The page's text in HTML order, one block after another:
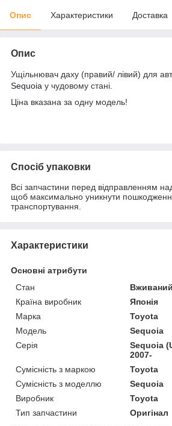
Опис Характеристики Доставка
Опис
Ущільнювач даху (правий/ лівий) для
Sequoia у чудовому стані.
Ціна вказана за одну модель!
Спосіб упаковки
Всі запчастини перед відправленням
щоб максимально уникнути
транспортування.
Характеристики
Основні атрибути
Стан
Вживаний
Країна виробник
Японія
Марка
Toyota
Модель
Sequoia
Серія
Sequoia
2007-
Сумісність з маркою
Toyota
Сумісність з моделлю
Sequoia
Виробник
Toyota
Тип запчастини
Оригінал